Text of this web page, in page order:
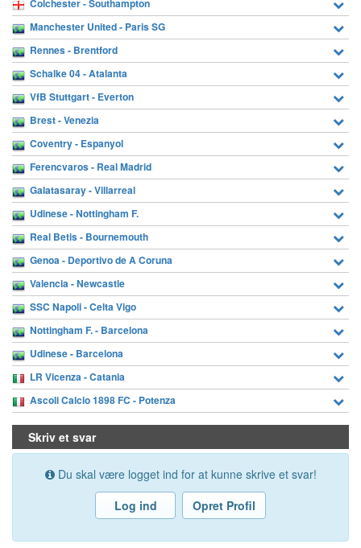
Colchester - Southampton
Manchester United - Paris SG
Rennes - Brentford
Schalke 04 - Atalanta
VfB Stuttgart - Everton
Brest - Venezia
Coventry - Espanyol
Ferencvaros - Real Madrid
Galatasaray - Villarreal
Udinese - Nottingham F.
Real Betis - Bournemouth
Genoa - Deportivo de A Coruna
Valencia - Newcastle
SSC Napoli - Celta Vigo
Nottingham F. - Barcelona
Udinese - Barcelona
LR Vicenza - Catania
Ascoli Calcio 1898 FC - Potenza
Skriv et svar
Du skal være logget ind for at kunne skrive et svar!
Log ind
Opret Profil